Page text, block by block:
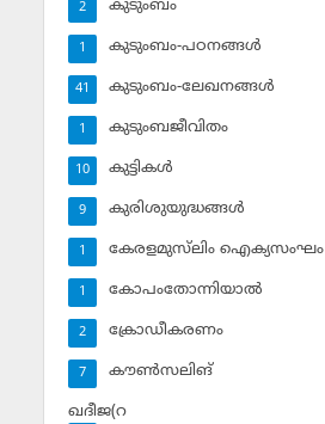
കുടുംബം
2
കുടുംബം-പഠനങ്ങള്‍
1
കുടുംബം-ലേഖനങ്ങള്‍
41
കുടുംബജീവിതം
1
കുട്ടികള്‍
10
കുരിശുയുദ്ധങ്ങള്‍
9
കേരളമുസ്‌ലിം ഐക്യസംഘം
1
കോപംതോന്നിയാല്‍
1
ക്രോഡീകരണം
2
കൗണ്‍സലിങ്‌
7
ഖദീജ(റ